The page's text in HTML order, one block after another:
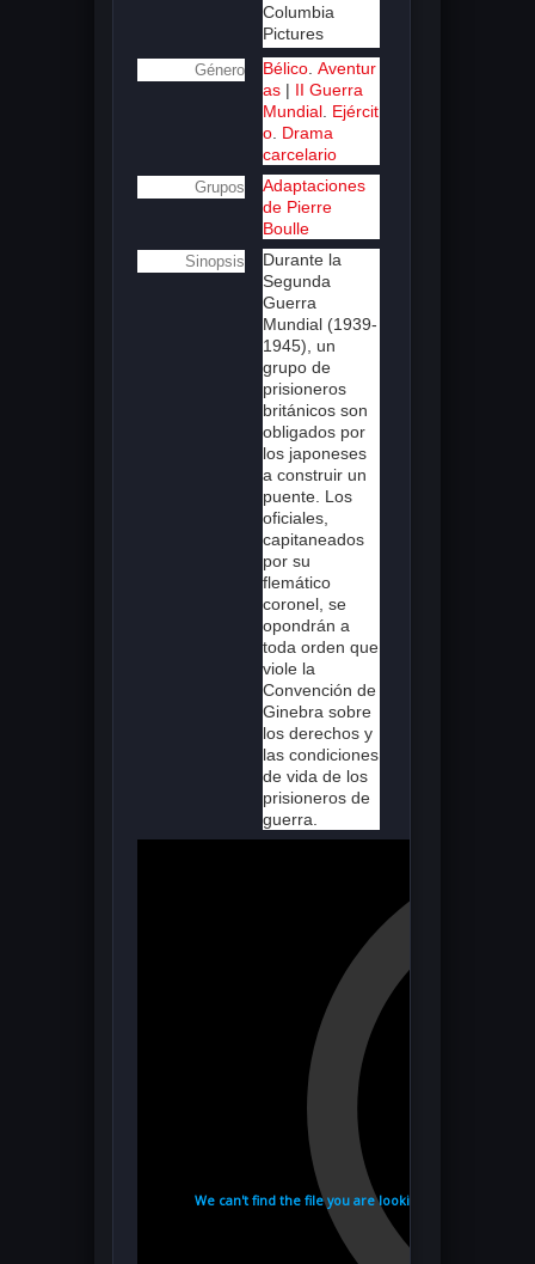
Columbia
Pictures
Género Bélico Aventur
as | II Guerra
Mundial Ejércit
o Drama
carcelario
Grupos
Adaptaciones
de Pierre
Boulle
Sinopsis
Durante la
Segunda
Guerra
Mundial (1939-
1945), un
grupo de
prisioneros
británicos son
obligados por
los japoneses
a construir un
puente. Los
oficiales,
capitaneados
por su
flemático
coronel, se
opondrán a
toda orden que
viole la
Convención de
Ginebra sobre
los derechos y
las condiciones
de vida de los
prisioneros de
guerra.